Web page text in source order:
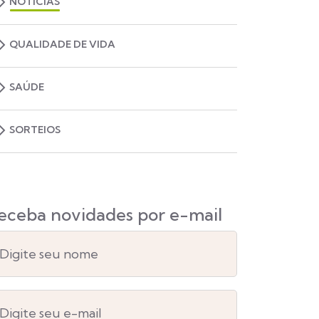
QUALIDADE DE VIDA
SAÚDE
SORTEIOS
novidades por e-mail